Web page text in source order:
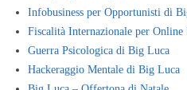
Infobusiness per Opportunisti di
Fiscalità Internazionale per
Guerra Psicologica di Big Luca
Hackeraggio Mentale di Big Luca